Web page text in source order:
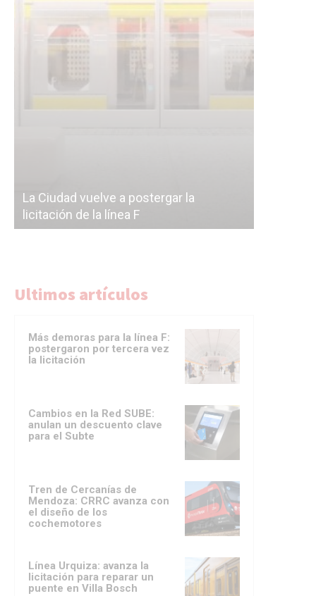
La Ciudad vuelve a postergar la
licitación de la línea F
Ultimos artículos
Más demoras para la línea F:
postergaron por tercera vez
la licitación
Cambios en la Red SUBE:
anulan un descuento clave
para el Subte
Tren de Cercanías de
Mendoza: CRRC avanza con
el diseño de los
cochemotores
Línea Urquiza: avanza la
licitación para reparar un
puente en Villa Bosch